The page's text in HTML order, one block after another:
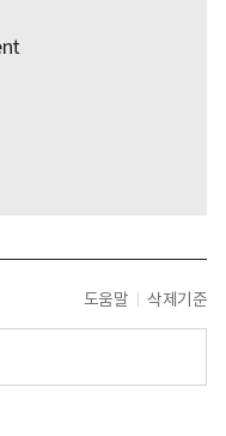
도움말 삭제기준